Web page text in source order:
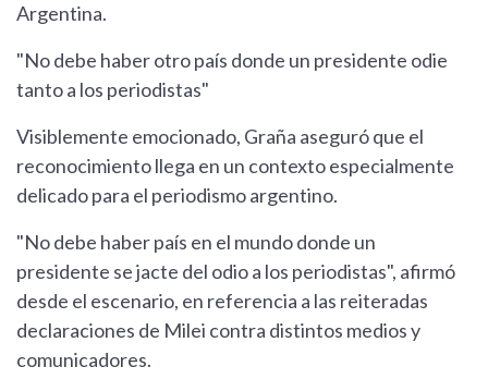
Argentina.
"No debe haber otro país donde un presidente odie
tanto a los periodistas"
Visiblemente emocionado, Graña aseguró que el
reconocimiento llega en un contexto especialmente
delicado para el periodismo argentino.
"No debe haber país en el mundo donde un
presidente se jacte del odio a los periodistas", afirmó
desde el escenario, en referencia a las reiteradas
declaraciones de Milei contra distintos medios y
comunicadores.